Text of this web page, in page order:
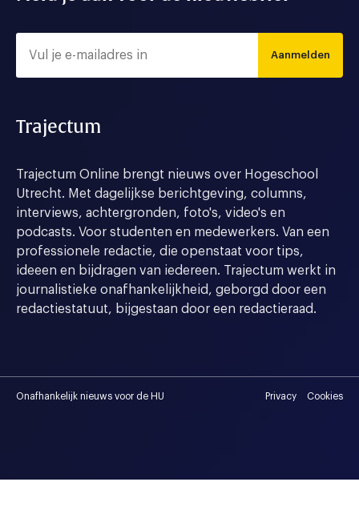
Aanmelden
Trajectum
Trajectum Online brengt nieuws over Hogeschool
Utrecht. Met dagelijkse berichtgeving, columns,
interviews, achtergronden, foto's, video's en
podcasts. Voor studenten en medewerkers. Van een
professionele redactie, die openstaat voor tips,
ideeen en bijdragen van iedereen. Trajectum werkt in
journalistieke onafhankelijkheid, geborgd door een
redactiestatuut, bijgestaan door een redactieraad.
Onafhankelijk nieuws voor de HU Privacy Cookies